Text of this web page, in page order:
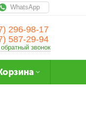
WhatsApp
296-98-17
587-29-94
звонок